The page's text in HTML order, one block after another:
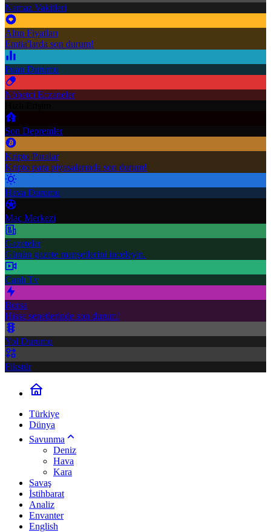
Namaz Vakitleri
Altın Fiyatları
Emtia'larda son durum!
Puan Durumu
Nöbetçi Eczaneler
Son Depremler
Kripto Paralar
Kripto para piyasalarında son durum!
Hava Durumu
Maç Merkezi
Gazeteler
Günün gazete manşetlerini inceleyin.
Canlı Tv
Borsa
Hisse senetlerinde son durum!
Yol Durumu
Fikstür
Türkiye
Dünya
Savunma
Deniz
Hava
Kara
Savaş
İstihbarat
Analiz
Envanter
English